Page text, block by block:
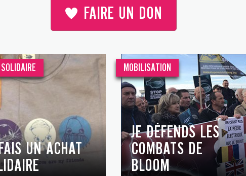
FAIRE UN DON
UN ACHAT
MOBILISATION
JE DÉFENDS LES
COMBATS DE
BLOOM